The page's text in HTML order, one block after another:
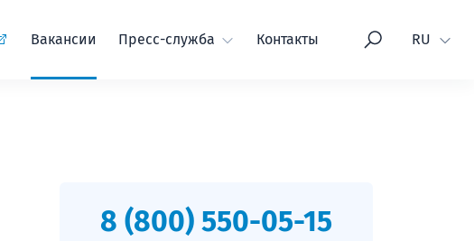
Вакансии Пресс-служба Контакты Язык
RU
8 (800) 550-05-15